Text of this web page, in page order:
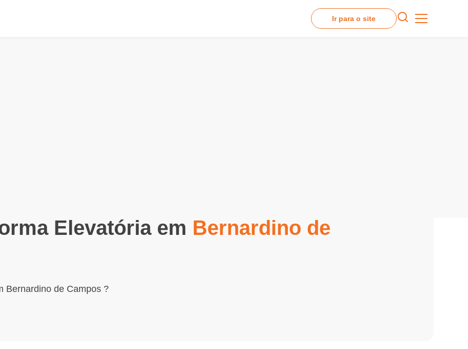
Ir para o site
Elevatória em Bernardino de
Bernardino de Campos ?